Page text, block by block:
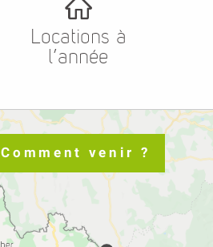
Locations à
l’année
Comment venir ?